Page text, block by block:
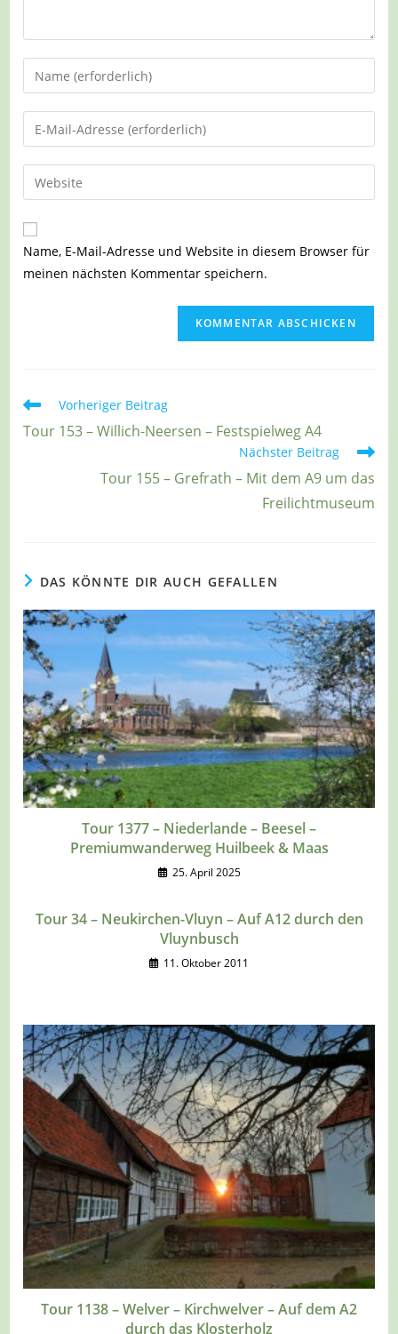
Gib
deinen
Namen
oder
zum
Kommentieren
ein
Gib
deine
E-
Mail-
zum
Kommentieren
ein
Gib
deine
Website-
URL
Name, E-Mail-Adresse und Website in diesem Browser für
meinen nächsten Kommentar speichern.
Weitere
ansehen
Vorheriger Beitrag
Tour 153 – Willich-Neersen – Festspielweg A4
Nächster Beitrag
Tour 155 – Grefrath – Mit dem A9 um das
Freilichtmuseum
DAS KÖNNTE DIR AUCH GEFALLEN
Tour 1377 – Niederlande – Beesel –
Premiumwanderweg Huilbeek & Maas
25. April 2025
Tour 34 – Neukirchen-Vluyn – Auf A12 durch den
Vluynbusch
11. Oktober 2011
Tour 1138 – Welver – Kirchwelver – Auf dem A2
durch das Klosterholz